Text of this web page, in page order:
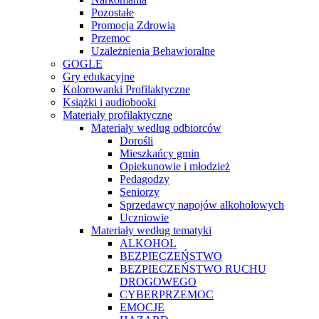
Pozostałe
Promocja Zdrowia
Przemoc
Uzależnienia Behawioralne
GOGLE
Gry edukacyjne
Kolorowanki Profilaktyczne
Książki i audiobooki
Materiały profilaktyczne
Materiały według odbiorców
Dorośli
Mieszkańcy gmin
Opiekunowie i młodzież
Pedagodzy
Seniorzy
Sprzedawcy napojów alkoholowych
Uczniowie
Materiały według tematyki
ALKOHOL
BEZPIECZEŃSTWO
BEZPIECZEŃSTWO RUCHU
DROGOWEGO
CYBERPRZEMOC
EMOCJE